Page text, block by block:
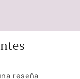
reseña